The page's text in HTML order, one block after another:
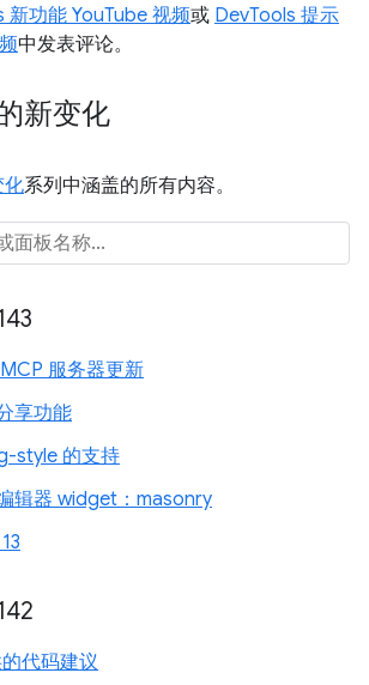
新功能 YouTube 视频或 DevTools 提示
中发表评论。
新变化
化系列中涵盖的所有内容。
服务器更新
享功能
style 的支持
辑器 widget：masonry
代码建议